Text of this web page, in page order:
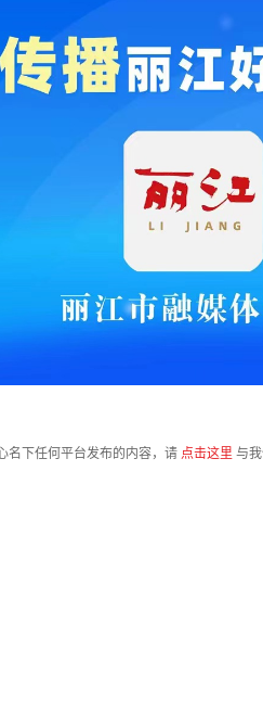
名下任何平台发布的内容，请 点击这里 与我